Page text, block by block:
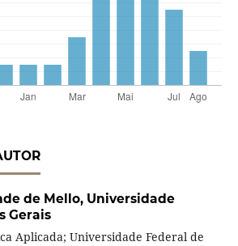
de Mello, Universidade
Gerais
Aplicada; Universidade Federal de